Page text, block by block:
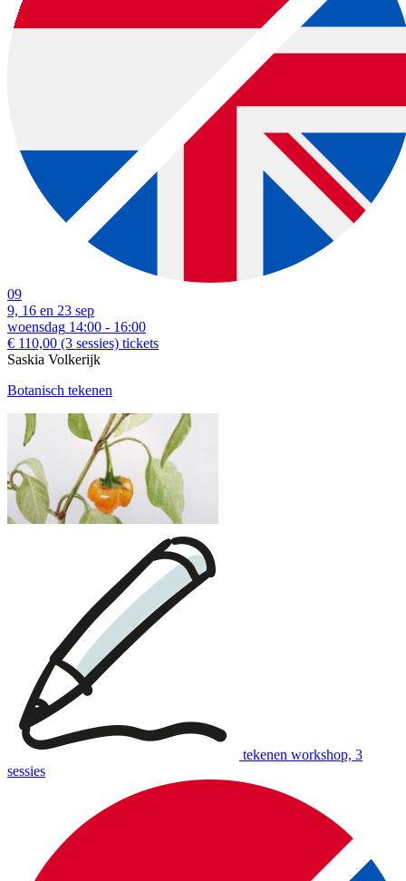
09
9, 16 en 23 sep
woensdag 14:00 - 16:00
€ 110,00 (3 sessies) tickets
Saskia Volkerijk
Botanisch tekenen
tekenen workshop, 3
sessies